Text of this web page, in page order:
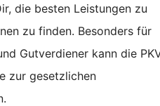
die besten Leistungen zu
zu finden. Besonders für
Gutverdiener kann die
zur gesetzlichen